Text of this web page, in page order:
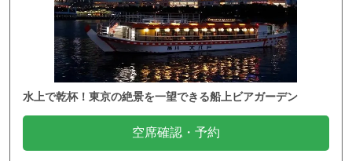
水上で乾杯！東京の絶景を一望できる船上ビアガーデン
空席確認・予約